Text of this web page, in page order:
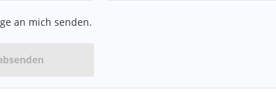
an mich senden.